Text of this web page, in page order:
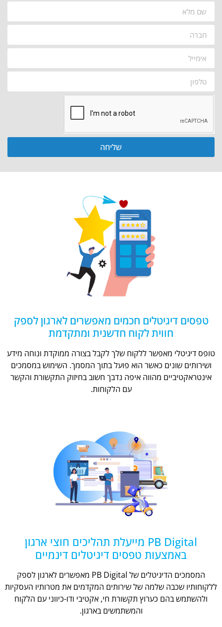
שליחה
טפסים דיגיטלים חכמים מאפשרים לארגון לספק
חווית לקוח חדשנית ומתקדמת
טופס דיגיטלי מאפשר ללקוח שלך לקבל בצורה ממוקדת ונוחה מידע
ושירותים שונים כאשר הוא פועל בתוך המסמך. השימוש במסמכים
אינטראקטיביים מהווה איפה נדבך חשוב בחיזוק התקשורת והקשר
עם הלקוחות.
PB Digital מייעלת תהליכים חוצי ארגון
באמצעות טפסים דיגיטלים דינמיים
המסמכים הדיגיטלים של PB Digital מאפשרים לארגון לספק
ללקוחותיו שכבה שלמה של שירותים המקדמים את מטרותיו העסקיות
ולהשתמש בהם כערוץ תקשורת חי, אקטיבי ודו-כיווני עם הלקוח
והמשתמשים בארגון.